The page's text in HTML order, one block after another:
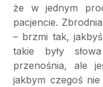
że w jednym
pacjencie.
– brzmi tak,
takie były
przenośnia, ale
jakbym czegoś